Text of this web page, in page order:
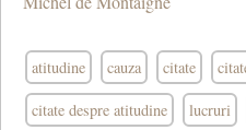
atitudine cauza citate
citate despre atitudine lucruri